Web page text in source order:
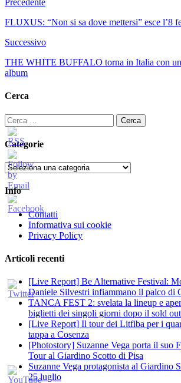
Precedente
FLUXUS: “Non si sa dove mettersi” esce l’8
Successivo
THE WHITE BUFFALO torna in Italia con un
album
Cerca
Ricerca
per:
Categorie
Categorie
Info
Contatti
Informativa sui cookie
Privacy Policy
Articoli recenti
[Live Report] Be Alternative Festival:
Daniele Silvestri infiammano il palco di
TANCA FEST 2: svelata la lineup e
biglietti dei singoli giorni dopo il sold
[Live Report] Il tour dei Litfiba per i
tappa a Cosenza
[Photostory] Suzanne Vega porta il suo
Tour al Giardino Scotto di Pisa
Suzanne Vega protagonista al Giardino
25 luglio